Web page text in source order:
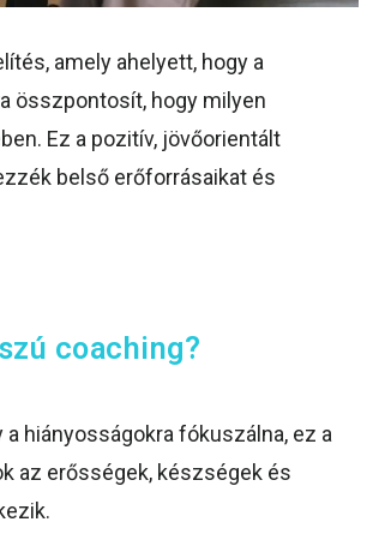
amely ahelyett, hogy a
összpontosít, hogy milyen
Ez a pozitív, jövőorientált
belső erőforrásaikat és
coaching?
a hiányosságokra fókuszálna, ez a
az erősségek, készségek és